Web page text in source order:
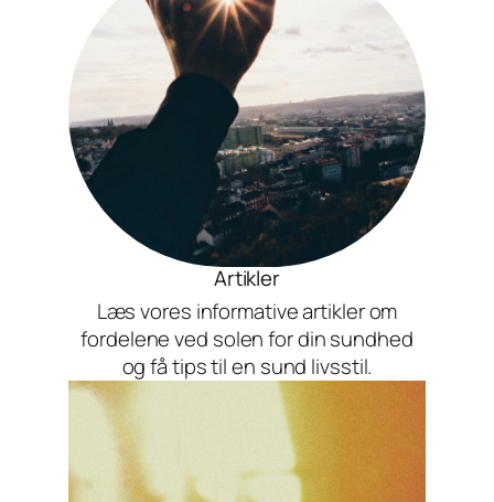
Artikler
Læs vores informative artikler om
fordelene ved solen for din sundhed
og få tips til en sund livsstil.